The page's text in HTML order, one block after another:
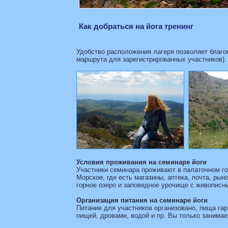
Как добраться на йога тренинг
Удобство расположения лагеря позволяет
маршрута для зарегистрированных
Условия проживания на семинаре йоги
Участники семинара проживают в палаточном
Морское, где есть магазины, аптека, почта,
горное озеро и заповедное урочище с
Организация питания на семинаре йоги
Питание для участников организовано, пища
пищей, дровами, водой и пр. Вы только